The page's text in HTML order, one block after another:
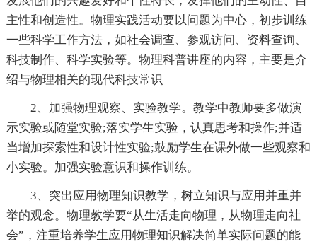
主性和创造性。物理实践活动要以问题为中心，初步训练
一些科学工作方法，如社会调查、参观访问、资料查询、
科技制作、科学实验等。物理科普讲座的内容，主要是介
绍与物理相关的现代科技常识
2、加强物理观察、实验教学。教学中教师要多做演
示实验或随堂实验;落实学生实验，认真思考和操作;并适
当增加探索性和设计性实验;鼓励学生在课外做一些观察和
小实验。加强实验意识和操作训练。
3、突出应用物理知识教学，树立知识与应用并重并
举的观念。物理教学要“从生活走向物理，从物理走向社
会”，注重培养学生应用物理知识解决简单实际问题的能